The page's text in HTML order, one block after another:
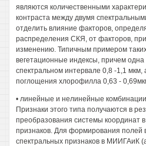
являются количественными
контраста между двумя
отделить влияние факторов,
распределения СКЯ, от факторов,
изменению. Типичным примером
вегетационные индексы, причем
спектральном интервале 0,8 -1,1 мкм,
поглощения хлорофилла 0,63 -
• линейные и нелинейные
Признаки этого типа получаются в
преобразования системы координат
признаков. Для формирования
спектральных признаков в МИИГАиК